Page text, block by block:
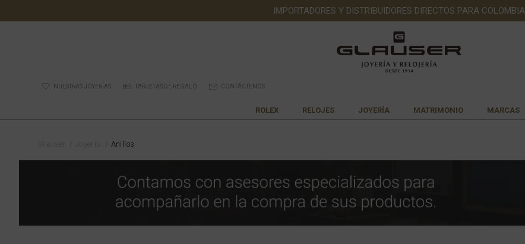
IMPORTADORES Y DISTRIBUIDORES DIRECTOS PARA COLOMBIA
NUESTRAS JOYERÍAS TARJETAS DE REGALO CONTÁCTENOS
ROLEX RELOJES JOYERÍA MATRIMONIO MARCAS
Anillos